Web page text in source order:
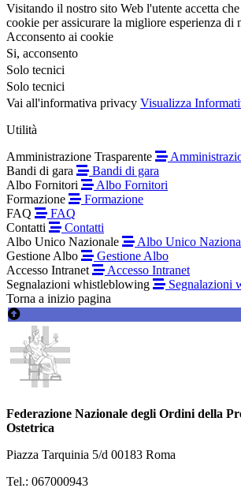
Visitando il nostro sito Web l'utente accetta
cookie per assicurare la migliore esperienza di
Acconsento ai cookie
Si, acconsento
Solo tecnici
Solo tecnici
Vai all'informativa privacy Visualizza
Utilità
Amministrazione Trasparente
Bandi di gara
Bandi di gara
Albo Fornitori
Albo Fornitori
Formazione
Formazione
FAQ
FAQ
Contatti
Contatti
Albo Unico Nazionale
Albo Unico
Gestione Albo
Gestione Albo
Accesso Intranet
Accesso Intranet
Segnalazioni whistleblowing
Segnalazioni
Torna a inizio pagina
Federazione Nazionale degli Ordini della
Ostetrica
Piazza Tarquinia 5/d 00183 Roma
Tel.: 067000943